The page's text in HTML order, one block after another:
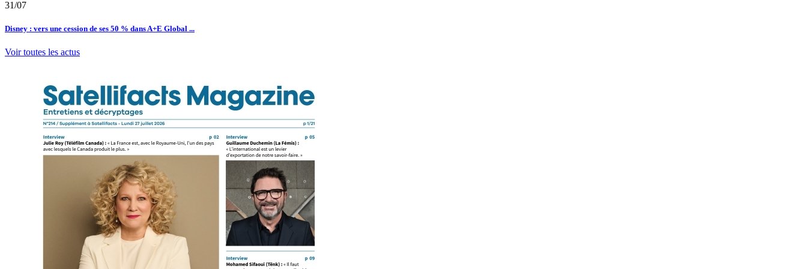
31/07
Disney : vers une cession de ses 50 % dans A+E Global ...
Voir toutes les actus